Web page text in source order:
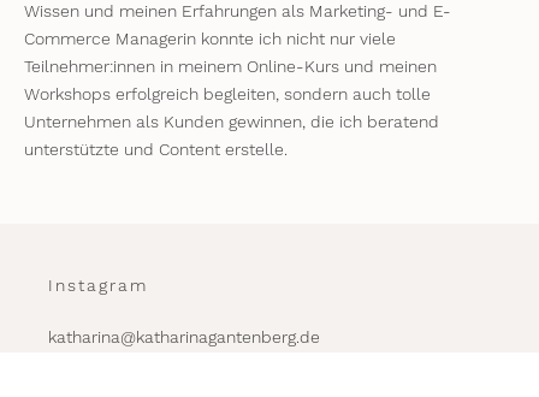
Wissen und meinen Erfahrungen als Marketing- und E-
Commerce Managerin konnte ich nicht nur viele
Teilnehmer:innen in meinem Online-Kurs und meinen
Workshops erfolgreich begleiten, sondern auch tolle
Unternehmen als Kunden gewinnen, die ich beratend
unterstützte und Content erstelle.
Instagram
katharina@katharinagantenberg.de